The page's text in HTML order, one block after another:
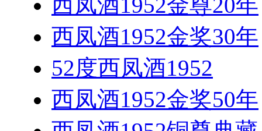
西凤酒1952金奖30年
52度西凤酒1952
西凤酒1952金奖50年